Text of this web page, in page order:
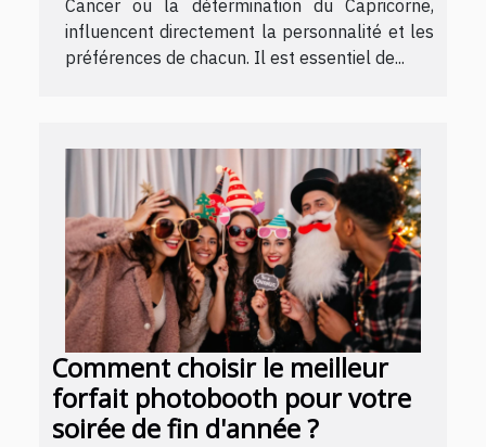
Cancer ou la détermination du Capricorne,
influencent directement la personnalité et les
préférences de chacun. Il est essentiel de...
Comment choisir le meilleur
forfait photobooth pour votre
soirée de fin d'année ?